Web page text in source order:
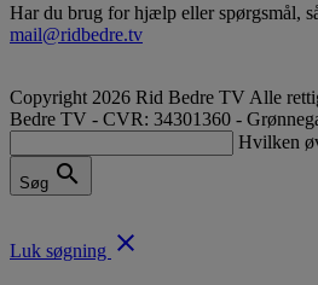
Har du brug for hjælp eller spørgsmål,
mail@ridbedre.tv
Copyright 2026 Rid Bedre TV Alle
Bedre TV - CVR: 34301360 -
Hvilken
Søg search
Luk søgning close